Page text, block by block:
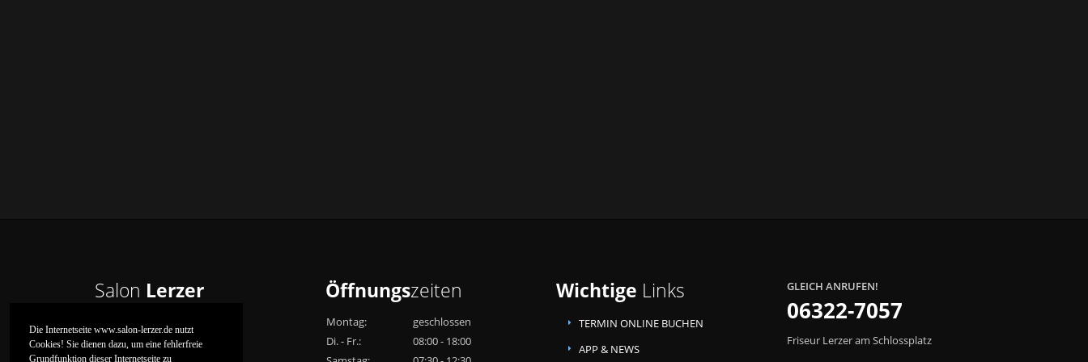
Die Internetseite www.salon-lerzer.de nutzt
Cookies! Sie dienen dazu, um eine fehlerfreie
Grundfunktion dieser Internetseite zu
Salon Lerzer
gegenüber vom Kurhaus.
Öffnungszeiten
Montag:
geschlossen
Di. - Fr.:
08:00 - 18:00
Wichtige Links
TERMIN ONLINE BUCHEN
APP & NEWS
GLEICH ANRUFEN!
06322-7057
Friseur Lerzer am Schlossplatz